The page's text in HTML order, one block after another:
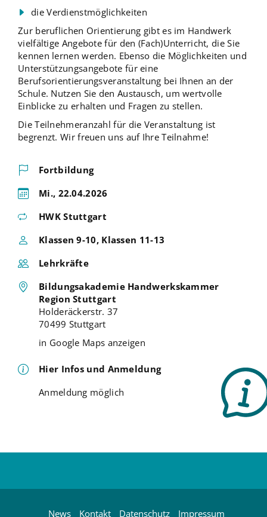
die Verdienstmöglichkeiten
Zur beruflichen Orientierung gibt es im Handwerk
vielfältige Angebote für den (Fach)Unterricht, die Sie
kennen lernen werden. Ebenso die Möglichkeiten und
Unterstützungsangebote für eine
Berufsorientierungsveranstaltung bei Ihnen an der
Schule. Nutzen Sie den Austausch, um wertvolle
Einblicke zu erhalten und Fragen zu stellen.
Die Teilnehmeranzahl für die Veranstaltung ist
begrenzt. Wir freuen uns auf Ihre Teilnahme!
Fortbildung
Mi., 22.04.2026
HWK Stuttgart
Klassen 9-10, Klassen 11-13
Lehrkräfte
Bildungsakademie Handwerkskammer
Region Stuttgart
Holderäckerstr. 37
70499 Stuttgart
in Google Maps anzeigen
Hier Infos und Anmeldung
Anmeldung möglich
News Kontakt Datenschutz Impressum